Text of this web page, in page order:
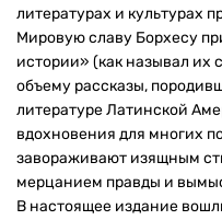
литературах и культурах
Мировую славу Борхесу
истории» (как называл их
объему рассказы,
литературе Латинской
вдохновения для многих
завораживают изящным
мерцанием правды и
В настоящее издание